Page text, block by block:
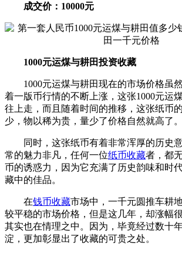
成交价：10000元
1000元运煤与耕田投资收藏
1000元运煤与耕田现在的市场价格虽
着一版币行情的不断上涨，这张1000元运
往上走，而且随着时间的推移，这张纸币
少，物以稀为贵，量少了价格自然就高了。
同时，这张纸币有着非常浑厚的历史
常的魅力非凡，任何一位纸币收藏者，都
币的诱惑力，因为它充满了历史韵味和时
藏中的佳品。
在钱币收藏市场中，一千元圆推车耕
较平稳的市场价格，但是这几年，却涨幅
其实也在情理之中。因为，毕竟经过数十
淀，更加彰显出了收藏的可贵之处。